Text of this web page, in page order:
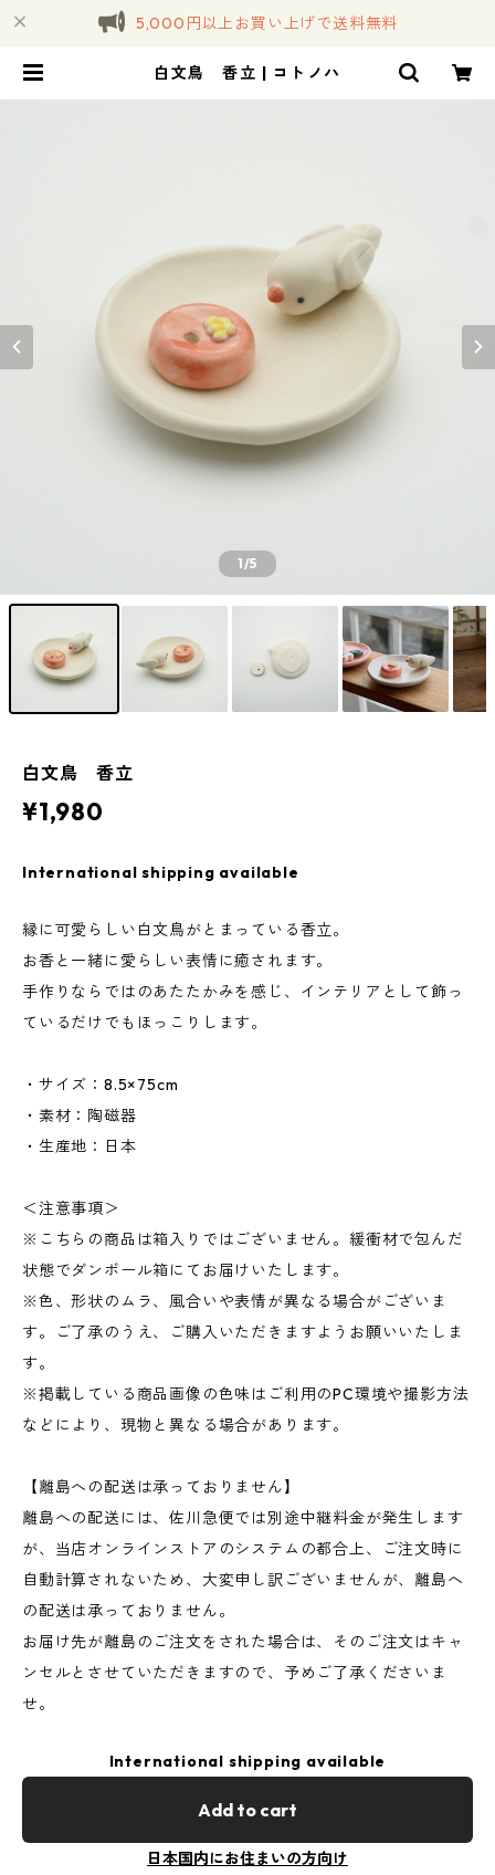
5,000円以上お買い上げで送料無料
白文鳥 香立 | コトノハ
1/5
白文鳥 香立
¥1,980
International shipping available
縁に可愛らしい白文鳥がとまっている香立。
お香と一緒に愛らしい表情に癒されます。
手作りならではのあたたかみを感じ、インテリアとして飾っ
ているだけでもほっこりします。
・サイズ：8.5×75cm
・素材：陶磁器
・生産地：日本
＜注意事項＞
※こちらの商品は箱入りではございません。緩衝材で包んだ
状態でダンボール箱にてお届けいたします。
※色、形状のムラ、風合いや表情が異なる場合がございま
す。ご了承のうえ、ご購入いただきますようお願いいたしま
す。
※掲載している商品画像の色味はご利用のPC環境や撮影方法
などにより、現物と異なる場合があります。
【離島への配送は承っておりません】
離島への配送には、佐川急便では別途中継料金が発生します
が、当店オンラインストアのシステムの都合上、ご注文時に
自動計算されないため、大変申し訳ございませんが、離島へ
の配送は承っておりません。
お届け先が離島のご注文をされた場合は、そのご注文はキャ
ンセルとさせていただきますので、予めご了承くださいま
せ。
International shipping available
Add to cart
日本国内にお住まいの方向け